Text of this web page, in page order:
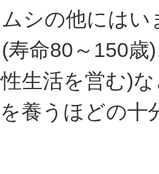
シの他には
寿命80～150
生活を営む)
養うほどの十